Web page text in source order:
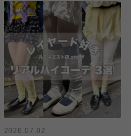
2026.07.02